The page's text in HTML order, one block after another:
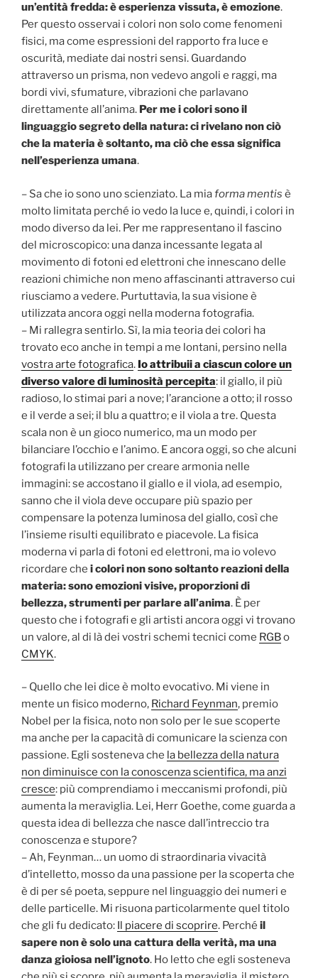
un’entità fredda: è esperienza vissuta, è emozione.
Per questo osservai i colori non solo come fenomeni
fisici, ma come espressioni del rapporto fra luce e
oscurità, mediate dai nostri sensi. Guardando
attraverso un prisma, non vedevo angoli e raggi, ma
bordi vivi, sfumature, vibrazioni che parlavano
direttamente all’anima. Per me i colori sono il
linguaggio segreto della natura: ci rivelano non ciò
che la materia è soltanto, ma ciò che essa significa
nell’esperienza umana.
– Sa che io sono uno scienziato. La miaforma mentis è
molto limitata perché io vedo la luce e, quindi, i colori in
modo diverso da lei. Per me rappresentano il fascino
del microscopico: una danza incessante legata al
movimento di fotoni ed elettroni che innescano delle
reazioni chimiche non meno affascinanti attraverso cui
riusciamo a vedere. Purtuttavia, la sua visione è
utilizzata ancora oggi nella moderna fotografia.
– Mi rallegra sentirlo. Sì, la mia teoria dei colori ha
trovato eco anche in tempi a me lontani, persino nella
vostra arte fotografica. Io attribuii a ciascun colore un
diverso valore di luminosità percepita: il giallo, il più
radioso, lo stimai pari a nove; l’arancione a otto; il rosso
e il verde a sei; il blu a quattro; e il viola a tre. Questa
scala non è un gioco numerico, ma un modo per
bilanciare l’occhio e l’animo. E ancora oggi, so che alcuni
fotografi la utilizzano per creare armonia nelle
immagini: se accostano il giallo e il viola, ad esempio,
sanno che il viola deve occupare più spazio per
compensare la potenza luminosa del giallo, così che
l’insieme risulti equilibrato e piacevole. La fisica
moderna vi parla di fotoni ed elettroni, ma io volevo
ricordare che i colori non sono soltanto reazioni della
materia: sono emozioni visive, proporzioni di
bellezza, strumenti per parlare all’anima. È per
questo che i fotografi e gli artisti ancora oggi vi trovano
un valore, al di là dei vostri schemi tecnici come RGBo
CMYK.
– Quello che lei dice è molto evocativo. Mi viene in
mente un fisico moderno, Richard Feynman, premio
Nobel per la fisica, noto non solo per le sue scoperte
ma anche per la capacità di comunicare la scienza con
passione. Egli sosteneva che la bellezza della natura
non diminuisce con la conoscenza scientifica, ma anzi
cresce: più comprendiamo i meccanismi profondi, più
aumenta la meraviglia. Lei, Herr Goethe, come guarda a
questa idea di bellezza che nasce dall’intreccio tra
conoscenza e stupore?
– Ah, Feynman… un uomo di straordinaria vivacità
d’intelletto, mosso da una passione per la scoperta che
è di per sé poeta, seppure nel linguaggio dei numeri e
delle particelle. Mi risuona particolarmente quel titolo
che gli fu dedicato:
Il piacere di scoprire. Perché il
sapere non è solo una cattura della verità, ma una
danza gioiosa nell’ignoto. Ho letto che egli sosteneva